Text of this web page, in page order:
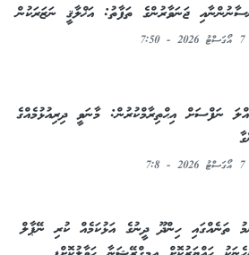
ޖަނަވާރުންގެ ތަފާތު: އަޚްލާޤީ ނަޒަރަކުން
7 އޯގަސްޓު 2026 - 7:50
ނަފްސަށް އިޙްތިރާމްކުރުން: މާނަވީ ދިރިއުޅުމެއްގެ
7 އޯގަސްޓު 2026 - 7:8
ތަނެއްގައި ހިންދޫ ދީނުގެ އަޅުކަމެއް ކުރި ނޭޕާލް